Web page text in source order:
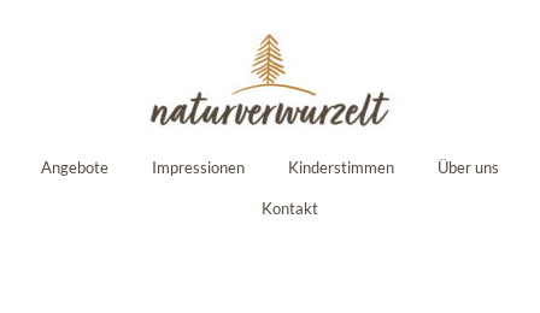
Angebote Impressionen Kinderstimmen Über uns
Kontakt